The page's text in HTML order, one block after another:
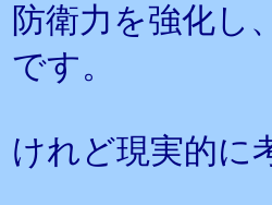
防衛力を強化し
です。
けれど現実的に